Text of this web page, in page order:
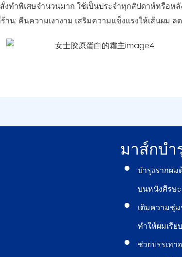
ทำพิเศษจำนวนมาก ใช้เป็นประจำทุกสัปดาห์หรือหลั
าน: คืนความเงางาม เสริมความแข็งแรงให้เส้นผม ล
มาส์กบำ
บำรุงรากผ
บนหนังศีรษ
เติมความชุ่
ทำให้ผมเรีย
ช่วยบรรเท